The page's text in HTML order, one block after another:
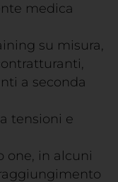
medica
su misura,
a seconda
tensioni e
one, in alcuni